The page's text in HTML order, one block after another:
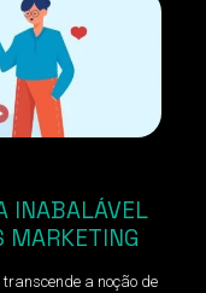
INABALÁVEL
MARKETING
a noção de